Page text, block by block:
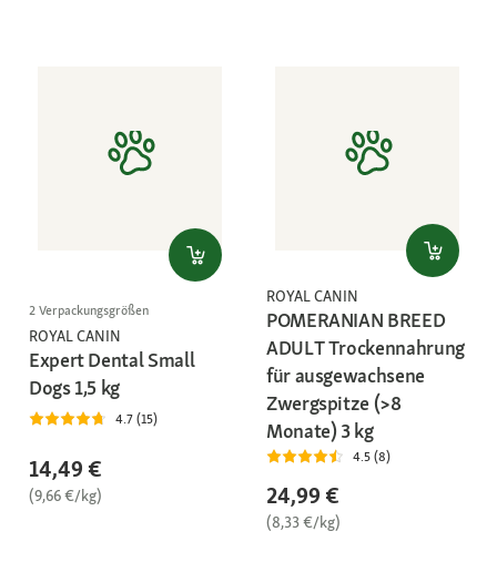
2 Verpackungsgrößen
ROYAL CANIN
Expert Dental Small
Dogs 1,5 kg
4.7 (15)
14,49 €
(9,66 €/kg)
ROYAL CANIN
POMERANIAN BREED
ADULT Trockennahrung
für ausgewachsene
Zwergspitze (>8
Monate) 3 kg
4.5 (8)
24,99 €
(8,33 €/kg)